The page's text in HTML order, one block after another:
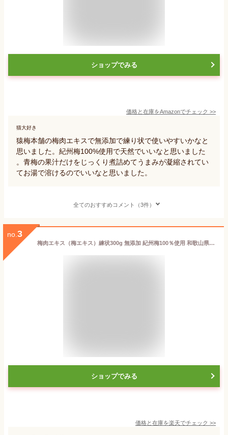
ショップでみる
価格と在庫をAmazonでチェック >>
猫大好き
猿梅本舗の梅肉エキスで無添加で練り状で使いやすいかなと
思いました。紀州梅100%使用で天然でいいなと思いました
。青梅の果汁だけをじっくり煮詰めてうまみが凝縮されてい
てお湯で溶けるのでいいなと思いました。
全てのおすすめコメント（3件）
no. 3
梅肉エキス（梅エキス）練状300g 無添加 紀州梅100％使用 和歌山県産 紀州南高梅
ショップでみる
価格と在庫を楽天でチェック >>